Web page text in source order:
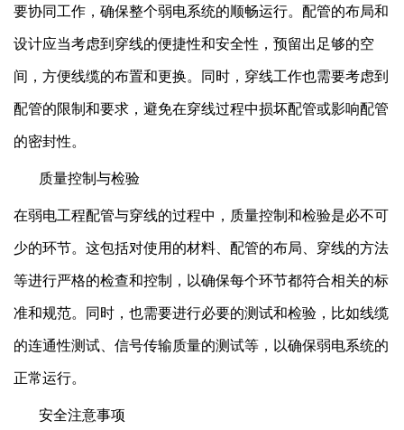
要协同工作，确保整个弱电系统的顺畅运行。配管的布局和
设计应当考虑到穿线的便捷性和安全性，预留出足够的空
间，方便线缆的布置和更换。同时，穿线工作也需要考虑到
配管的限制和要求，避免在穿线过程中损坏配管或影响配管
的密封性。
质量控制与检验
在弱电工程配管与穿线的过程中，质量控制和检验是必不可
少的环节。这包括对使用的材料、配管的布局、穿线的方法
等进行严格的检查和控制，以确保每个环节都符合相关的标
准和规范。同时，也需要进行必要的测试和检验，比如线缆
的连通性测试、信号传输质量的测试等，以确保弱电系统的
正常运行。
安全注意事项